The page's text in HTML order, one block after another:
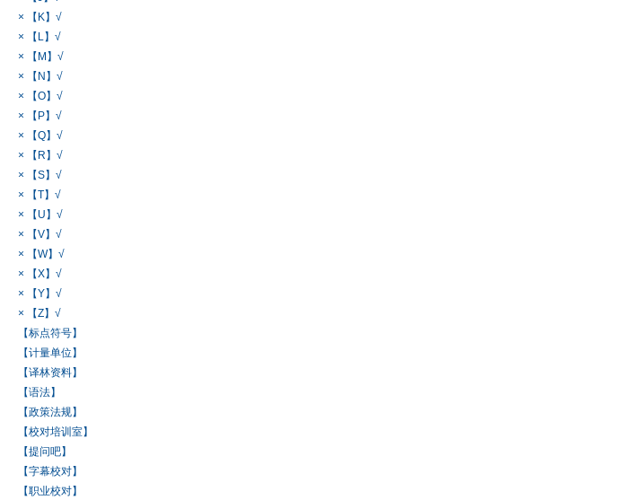
× 【K】√
× 【L】√
× 【M】√
× 【N】√
× 【O】√
× 【P】√
× 【Q】√
× 【R】√
× 【S】√
× 【T】√
× 【U】√
× 【V】√
× 【W】√
× 【X】√
× 【Y】√
× 【Z】√
【标点符号】
【计量单位】
【译林资料】
【语法】
【政策法规】
【校对培训室】
【提问吧】
【字幕校对】
【职业校对】